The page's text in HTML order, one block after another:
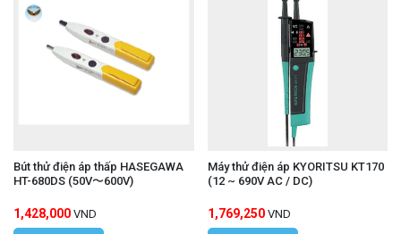
Bút thử điện áp thấp HASEGAWA
HT-680DS (50V〜600V)
1,428,000 VND
Máy thử điện áp KYORITSU KT170
(12 ~ 690V AC / DC)
1,769,250 VND